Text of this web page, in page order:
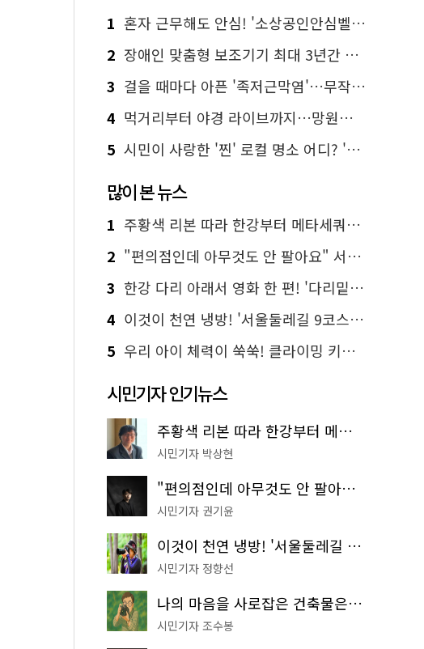
하
기
하
기
1 혼자 근무해도 안심! '소상공인안심벨' 신청하세요
2 장애인 맞춤형 보조기기 최대 3년간 무상 대여…삶의 질 높인다
3 걸을 때마다 아픈 '족저근막염'…무작정 참지 말고 '이것' 해보세요!
4 먹거리부터 야경 라이브까지…망원한강공원 알짜 코스
5 시민이 사랑한 '찐' 로컬 명소 어디? '서울에디션25' 추천 코스
많이 본 뉴스
1 주황색 리본 따라 한강부터 메타세쿼이아 숲길까지…서울둘레길 15코스
2 "편의점인데 아무것도 안 팔아요" 서울에서 가장 특별한 편의점의 정체
3 한강 다리 아래서 영화 한 편! '다리밑 영화관' 무료 상영
4 이것이 천연 냉방! '서울둘레길 9코스'로 숲속 피서 떠나볼까
5 우리 아이 체력이 쑥쑥! 클라이밍 키즈카페·어린이 체력장
시민기자 인기뉴스
주황색 리본 따라 한강부터 메타세쿼이아 숲길까지…서울둘레길 15코스
시민기자 박상현
"편의점인데 아무것도 안 팔아요" 서울에서 가장 특별한 편의점의 정체
시민기자 권기윤
이것이 천연 냉방! '서울둘레길 9코스'로 숲속 피서 떠나볼까
시민기자 정향선
나의 마음을 사로잡은 건축물은? '서울시 건축상' 수상작 공개!
시민기자 조수봉